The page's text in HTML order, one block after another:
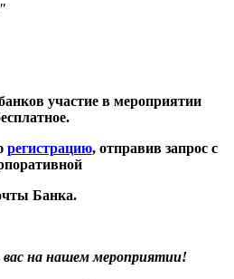
участие в мероприятии
регистрацию, отправив запрос с
Банка.
вас на нашем мероприятии!